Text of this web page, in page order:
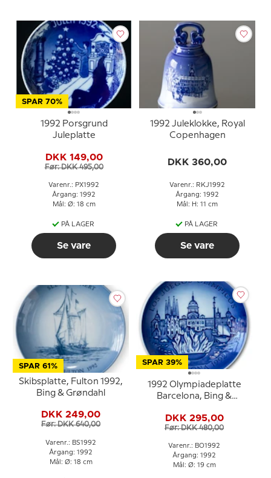
SPAR 70%
1992 Porsgrund
Juleplatte
DKK 149,00
Før: DKK 495,00
Varenr.: PX1992
Årgang: 1992
Mål: Ø: 18 cm
PÅ LAGER
Se vare
1992 Juleklokke, Royal
Copenhagen
DKK 360,00
Varenr.: RKJ1992
Årgang: 1992
Mål: H: 11 cm
PÅ LAGER
Se vare
SPAR 61%
Skibsplatte, Fulton 1992,
Bing & Grøndahl
DKK 249,00
Før: DKK 640,00
Varenr.: BS1992
Årgang: 1992
Mål: Ø: 18 cm
SPAR 39%
1992 Olympiadeplatte
Barcelona, Bing &
DKK 295,00
Før: DKK 480,00
Varenr.: BO1992
Årgang: 1992
Mål: Ø: 19 cm